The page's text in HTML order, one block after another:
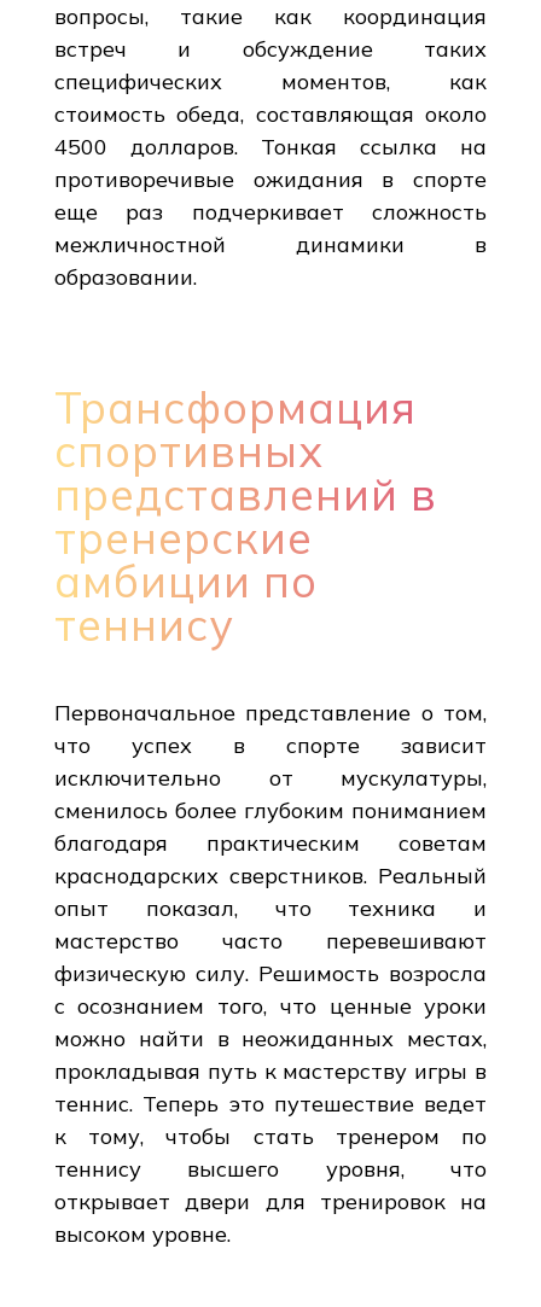
вопросы, такие как координация
встреч и обсуждение таких
специфических моментов, как
стоимость обеда, составляющая около
4500 долларов. Тонкая ссылка на
противоречивые ожидания в спорте
еще раз подчеркивает сложность
межличностной динамики в
образовании.
Трансформация
спортивных
представлений в
тренерские
амбиции по
теннису
Первоначальное представление о том,
что успех в спорте зависит
исключительно от мускулатуры,
сменилось более глубоким пониманием
благодаря практическим советам
краснодарских сверстников. Реальный
опыт показал, что техника и
мастерство часто перевешивают
физическую силу. Решимость возросла
с осознанием того, что ценные уроки
можно найти в неожиданных местах,
прокладывая путь к мастерству игры в
теннис. Теперь это путешествие ведет
к тому, чтобы стать тренером по
теннису высшего уровня, что
открывает двери для тренировок на
высоком уровне.